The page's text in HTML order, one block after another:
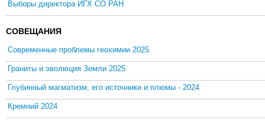
Выборы директора ИГХ СО РАН
СОВЕЩАНИЯ
Современные проблемы геохимии 2025
Граниты и эволюция Земли 2025
Глубинный магматизм, его источники и плюмы - 2024
Кремний 2024